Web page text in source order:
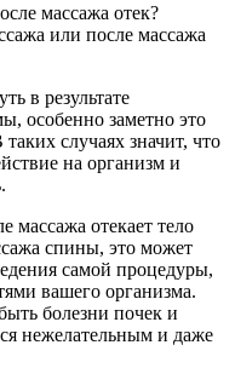
массажа отек?
или после массажа
в результате
особенно заметно это
таких случаях значит, что
на организм и
массажа отекает тело
спины, это может
самой процедуры,
вашего организма.
болезни почек и
нежелательным и даже